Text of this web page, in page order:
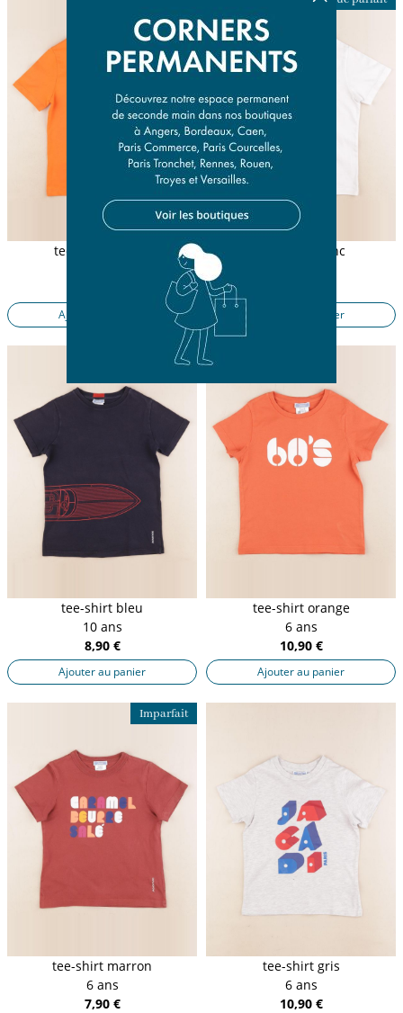
tee-shirt orange
Ajouter au panier
tee-shirt blanc
Ajouter au panier
Imparfait
tee-shirt bleu
10 ans
8,90 €
Ajouter au panier
tee-shirt orange
6 ans
10,90 €
Ajouter au panier
Imparfait
tee-shirt marron
6 ans
7,90 €
tee-shirt gris
6 ans
10,90 €